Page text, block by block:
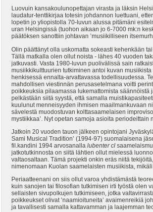
Luovuin kansakoulunopettajan virasta ja läksin
laudatur-tenttikirjaa totesin johdannon luettuani,
lopetin jo yliopistolla 70-luvun alussa pitämäni
uran Helsingissä (tuohon aikaan jo 6-7000 mk:n
päätöksen sanottiin johtavan ’musiikilliseen
Olin päättänyt olla uskomatta sokeasti kehenkään
Tällä matkalla olen ollut noista - lähes 40 vuoden
jatkuvasti. Vasta 1980-luvun puolivälissä sain
musiikkikulttuurien tutkiminen antoi kuvan
henkisessä ennalta-arvattavassa todellisuudessa.
mahdollisen viestinnän perusasetelmana voitti
poikkeuksia pilaamassa lukemattomista säännöistä
pelkästään siitä syystä, että samalla
kuulunut menneisyyden ihmisen maailmankuvaan
sävelestä muodostuvan kolttasaamelaisen
mystiikkaa’. Nyt opetan samoja asioita
Jatkoin 20 vuoden tauon jälkeen opintojani
Sami Musical Tradition’ (1994-97) suomalaisena
fil.kandini 1994 arvosanalla lubenter cl
jatkotutkinnosta on siitä lähtien ollut mielessä
valtaosaltaan. Tämä projekti onkin eräs niitä
nimenomaan Kuolan saamelaisten musiikista,
Periaatteenani on siis ollut varoa yhdistämästä
kuin sanojen tai filosofian tutkimisen irti työstä olen
sellaisten sivupolkujen tutkimiseen, jotka
poikkeukset olivat ’naamioituneita’ avaimenreikiä
ja tavallisesti samalla kattavamman ja laajemman